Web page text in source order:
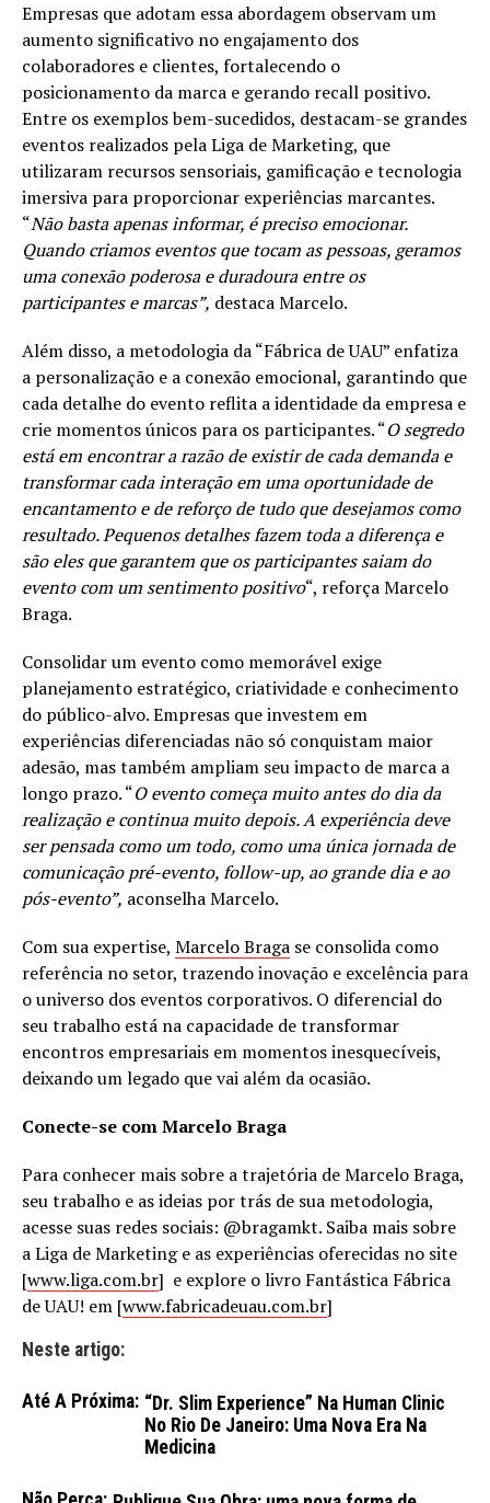
Empresas que adotam essa abordagem observam um
aumento significativo no engajamento dos
colaboradores e clientes, fortalecendo o
posicionamento da marca e gerando recall positivo.
Entre os exemplos bem-sucedidos, destacam-se grandes
eventos realizados pela Liga de Marketing, que
utilizaram recursos sensoriais, gamificação e tecnologia
imersiva para proporcionar experiências marcantes.
“Não basta apenas informar, é preciso emocionar.
Quando criamos eventos que tocam as pessoas, geramos
uma conexão poderosa e duradoura entre os
participantes e marcas”, destaca Marcelo.
Além disso, a metodologia da “Fábrica de UAU” enfatiza
a personalização e a conexão emocional, garantindo que
cada detalhe do evento reflita a identidade da empresa e
crie momentos únicos para os participantes. “O segredo
está em encontrar a razão de existir de cada demanda e
transformar cada interação em uma oportunidade de
encantamento e de reforço de tudo que desejamos como
resultado. Pequenos detalhes fazem toda a diferença e
são eles que garantem que os participantes saiam do
evento com um sentimento positivo“, reforça Marcelo
Braga.
Consolidar um evento como memorável exige
planejamento estratégico, criatividade e conhecimento
do público-alvo. Empresas que investem em
experiências diferenciadas não só conquistam maior
adesão, mas também ampliam seu impacto de marca a
longo prazo. “O evento começa muito antes do dia da
realização e continua muito depois. A experiência deve
ser pensada como um todo, como uma única jornada de
comunicação pré-evento, follow-up, ao grande dia e ao
pós-evento”, aconselha Marcelo.
Com sua expertise, Marcelo Braga se consolida como
referência no setor, trazendo inovação e excelência para
o universo dos eventos corporativos. O diferencial do
seu trabalho está na capacidade de transformar
encontros empresariais em momentos inesquecíveis,
deixando um legado que vai além da ocasião.
Conecte-se com Marcelo Braga
Para conhecer mais sobre a trajetória de Marcelo Braga,
seu trabalho e as ideias por trás de sua metodologia,
acesse suas redes sociais: @bragamkt. Saiba mais sobre
a Liga de Marketing e as experiências oferecidas no site
[www.liga.com.br] e explore o livro Fantástica Fábrica
de UAU! em [www.fabricadeuau.com.br]
Neste artigo:
Até A Próxima: “Dr. Slim Experience” Na Human Clinic
No Rio De Janeiro: Uma Nova Era Na
Medicina